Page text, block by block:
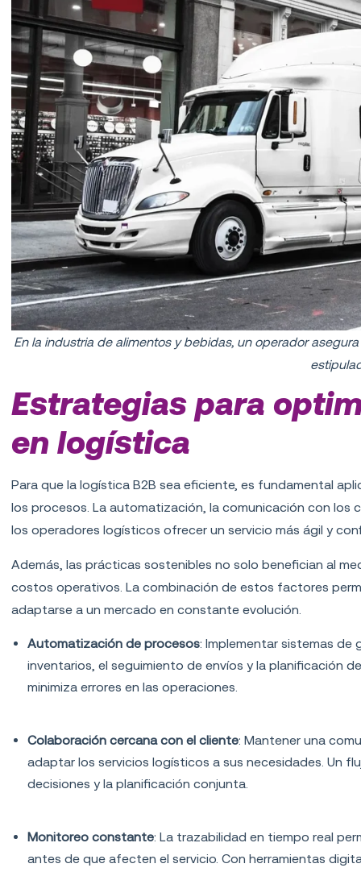
En la industria de alimentos y bebidas, un operador
Estrategias para
en logística
Para que la logística B2B sea eficiente, es fundamental
los procesos. La automatización, la comunicación con los
los operadores logísticos ofrecer un servicio más ágil y
Además, las prácticas sostenibles no solo benefician al
costos operativos. La combinación de estos factores
adaptarse a un mercado en constante evolución.
Automatización de procesos: Implementar sistemas de
inventarios, el seguimiento de envíos y la planificación
minimiza errores en las operaciones.
Colaboración cercana con el cliente: Mantener una
adaptar los servicios logísticos a sus necesidades. Un
decisiones y la planificación conjunta.
Monitoreo constante: La trazabilidad en tiempo real
antes de que afecten el servicio. Con herramientas